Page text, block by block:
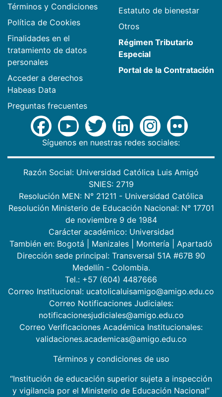
Términos y Condiciones
Política de Cookies
Finalidades en el
tratamiento de datos
personales
Acceder a derechos
Habeas Data
Preguntas frecuentes
Estatuto de bienestar
Otros
Régimen Tributario
Especial
Portal de la Contratación
Síguenos en nuestras redes sociales:
Razón Social: Universidad Católica Luis Amigó
SNIES: 2719
Resolución MEN: N° 21211 - Universidad Católica
Resolución Ministerio de Educación Nacional: N° 17701
de noviembre 9 de 1984
Carácter académico: Universidad
También en: Bogotá Manizales Montería
Apartadó
Dirección sede principal: Transversal 51A #67B 90
Medellín - Colombia.
Tel.: +57 (604) 4487666
Correo Institucional: ucatolicaluisamigo@amigo.edu.co
Correo Notificaciones Judiciales:
notificacionesjudiciales@amigo.edu.co
Correo Verificaciones Académica Institucionales:
validaciones.academicas@amigo.edu.co
Términos y condiciones de uso
“Institución de educación superior sujeta a inspección
y vigilancia por el Ministerio de Educación Nacional”